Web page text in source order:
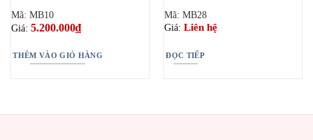
Mã: MB10
Giá: 5.200.000₫
THÊM VÀO GIỎ HÀNG
Mã: MB28
Giá: Liên hệ
ĐỌC TIẾP